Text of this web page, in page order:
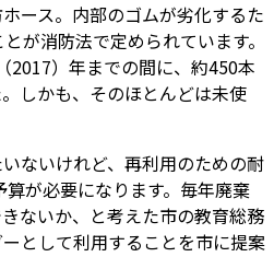
ース。内部のゴムが劣化するた
が消防法で定められています。
2017）年までの間に、約450本
しかも、そのほとんどは未使
ないけれど、再利用のための耐
が必要になります。毎年廃棄
ないか、と考えた市の教育総務
として利用することを市に提案